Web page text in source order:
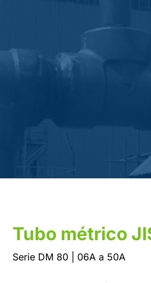
Tubo métrico
Serie DM 80 | 06A a 50A